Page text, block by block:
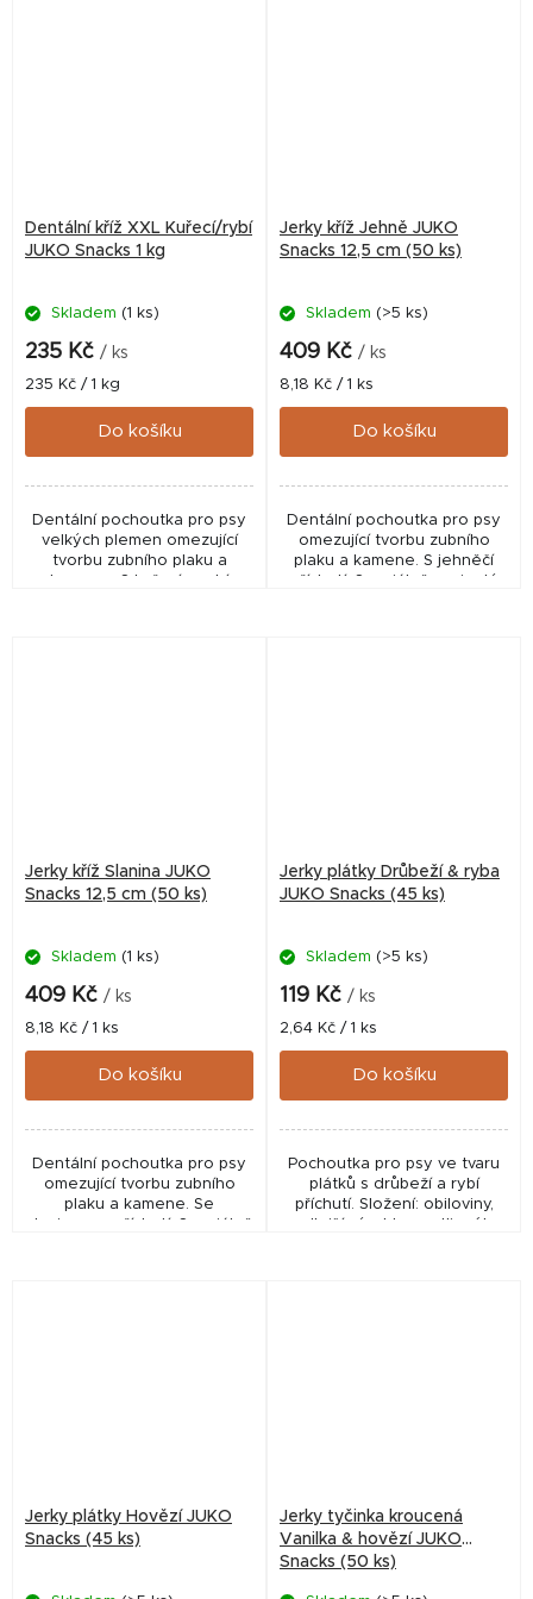
Dentální kříž XXL Kuřecí/rybí
JUKO Snacks 1 kg
Průměrné
hodnocení
produktu
je
5,0
5
hvězdiček.
Skladem (1 ks)
235 Kč / ks
Měrná
cena:
235 Kč / 1 kg
Do košíku
Dentální pochoutka pro psy
velkých plemen omezující
tvorbu zubního plaku a
kamene. S kuřecí a rybí
Jerky kříž Jehně JUKO
Snacks 12,5 cm (50 ks)
Skladem (>5 ks)
409 Kč / ks
Měrná
cena:
8,18 Kč / 1 ks
Do košíku
Dentální pochoutka pro psy
omezující tvorbu zubního
plaku a kamene. S jehněčí
příchutí. Speciálně vyvinutý
Jerky kříž Slanina JUKO
Snacks 12,5 cm (50 ks)
Skladem (1 ks)
409 Kč / ks
Měrná
cena:
8,18 Kč / 1 ks
Do košíku
Dentální pochoutka pro psy
omezující tvorbu zubního
plaku a kamene. Se
Jerky plátky Drůbeží & ryba
JUKO Snacks (45 ks)
Skladem (>5 ks)
119 Kč / ks
Měrná
cena:
2,64 Kč / 1 ks
Do košíku
Pochoutka pro psy ve tvaru
plátků s drůbeží a rybí
příchutí. Složení: obiloviny,
Jerky plátky Hovězí JUKO
Snacks (45 ks)
Jerky tyčinka kroucená
Vanilka & hovězí JUKO
Snacks (50 ks)